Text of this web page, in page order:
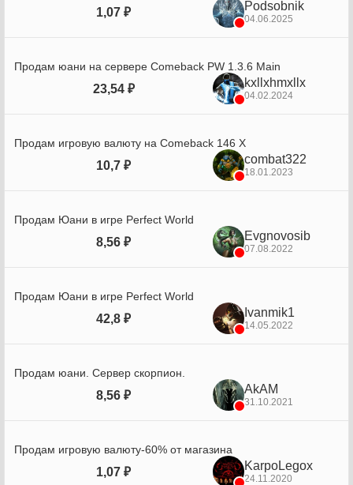
1,07 ₽ Podsobnik
04.06.2025
Продам юани на сервере Comeback PW 1.3.6 Main
23,54 ₽ kxllxhmxllx
04.02.2024
Продам игровую валюту на Comeback 146 X
10,7 ₽ combat322
18.01.2023
Продам Юани в игре Perfect World
8,56 ₽ Evgnovosib
07.08.2022
Продам Юани в игре Perfect World
42,8 ₽ Ivanmik1
14.05.2022
Продам юани. Сервер скорпион.
8,56 ₽ AkAM
31.10.2021
Продам игровую валюту-60% от магазина
1,07 ₽ KarpoLegox
24.11.2020